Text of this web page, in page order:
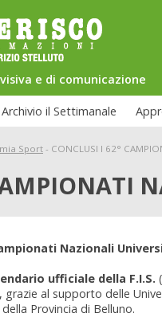
e di comunicazione
Archivio il Settimanale
Sport - CONCLUSI I 62°
Nazionali
ufficiale della F.I.S.
grazie al supporto delle
Provincia di Belluno.